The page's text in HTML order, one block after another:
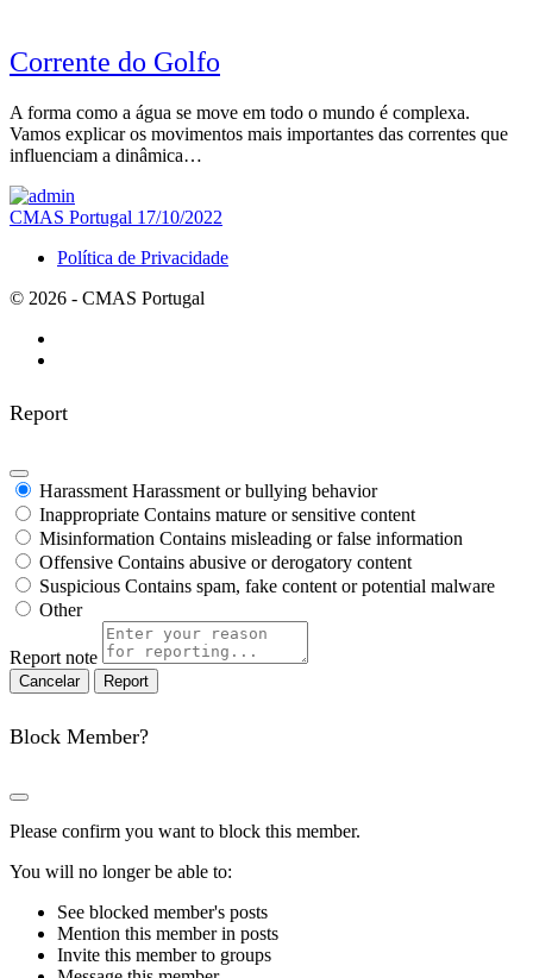
Corrente do Golfo
A forma como a água se move em todo o mundo é complexa.
Vamos explicar os movimentos mais importantes das correntes que
influenciam a dinâmica…
CMAS Portugal 17/10/2022
Política de Privacidade
© 2026 - CMAS Portugal
Report
Harassment Harassment or bullying behavior
Inappropriate Contains mature or sensitive content
Misinformation Contains misleading or false information
Offensive Contains abusive or derogatory content
Suspicious Contains spam, fake content or potential malware
Other
Report note
Report
Block Member?
Please confirm you want to block this member.
You will no longer be able to:
See blocked member's posts
Mention this member in posts
Invite this member to groups